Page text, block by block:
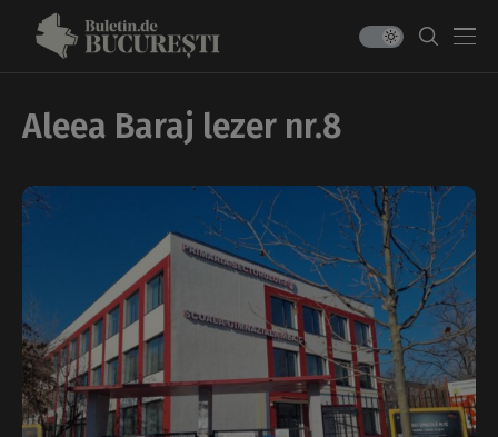
Aleea Baraj lezer nr.8